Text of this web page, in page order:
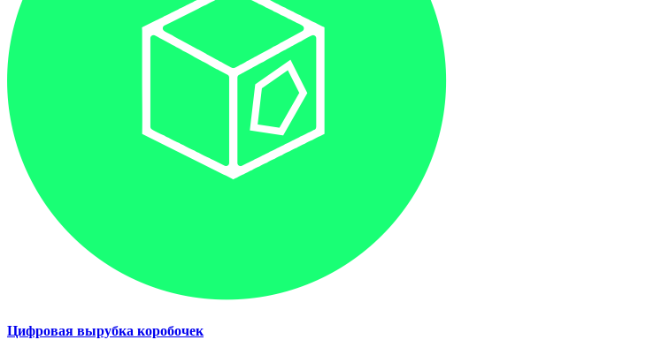
Цифровая вырубка коробочек